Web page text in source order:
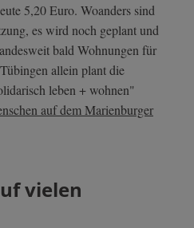
5,20 Euro. Woanders sind
es wird noch geplant und
bald Wohnungen für
allein plant die
leben + wohnen"
auf dem Marienburger
vielen